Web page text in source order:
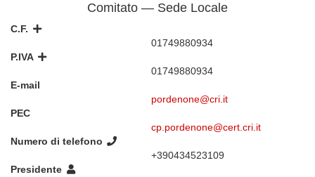
Comitato — Sede Locale
C.F.
01749880934
P.IVA
01749880934
E-mail
pordenone@cri.it
PEC
cp.pordenone@cert.cri.it
Numero di telefono
+390434523109
Presidente